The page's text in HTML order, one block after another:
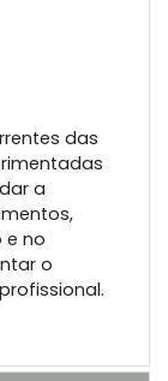
das
a
e no
o